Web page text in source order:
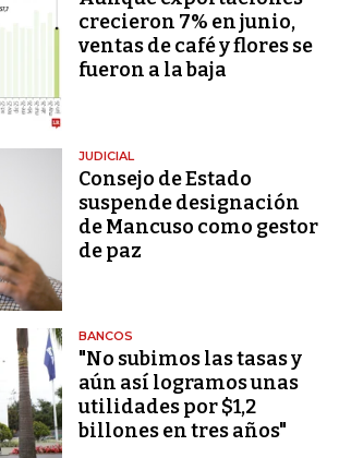
crecieron 7% en junio,
ventas de café y flores se
fueron a la baja
JUDICIAL
Consejo de Estado
suspende designación
de Mancuso como gestor
de paz
BANCOS
"No subimos las tasas y
aún así logramos unas
utilidades por $1,2
billones en tres años"